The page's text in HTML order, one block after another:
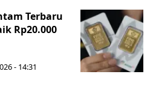
Terbaru
Rp20.000
- 14:31